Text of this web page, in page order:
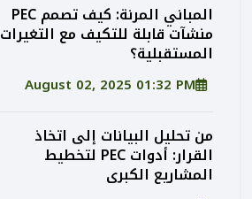
المباني المرنة: كيف تصمم PEC
منشآت قابلة للتكيف مع التغيرات
المستقبلية؟
August 02, 2025 01:32 PM
من تحليل البيانات إلى اتخاذ
القرار: أدوات PEC لتخطيط
المشاريع الكبرى